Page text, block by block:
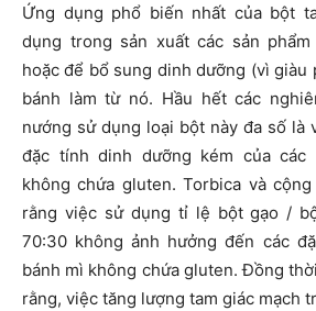
Ứng dụng phổ biến nhất của bột
dụng trong sản xuất các sản
hoặc để bổ sung dinh dưỡng (vì giàu
bánh làm từ nó. Hầu hết các
nướng sử dụng loại bột này đa số là
đặc tính dinh dưỡng kém của các
không chứa gluten. Torbica và
rằng việc sử dụng tỉ lệ bột gạo /
70:30 không ảnh hưởng đến các
bánh mì không chứa gluten. Đồng
rằng, việc tăng lượng tam giác mạch